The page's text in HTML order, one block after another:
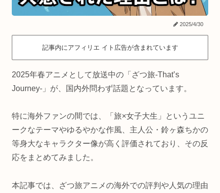
2025/4/30
記事内にアフィリエ イト広告が含まれています
2025年春アニメとして放送中の「ざつ旅-That’s
Journey-」が、国内外問わず話題となっています。
特に海外ファンの間では、「旅×女子大生」というユニ
ークなテーマやゆるやかな作風、主人公・鈴ヶ森ちかの
等身大なキャラクター像が高く評価されており、その反
応をまとめてみました。
本記事では、ざつ旅アニメの海外での評判や人気の理由